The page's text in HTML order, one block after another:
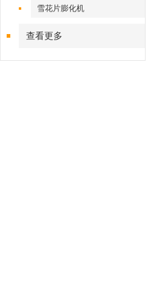
雪花片膨化机
查看更多